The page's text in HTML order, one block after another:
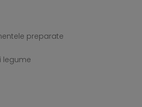
preparate
legume